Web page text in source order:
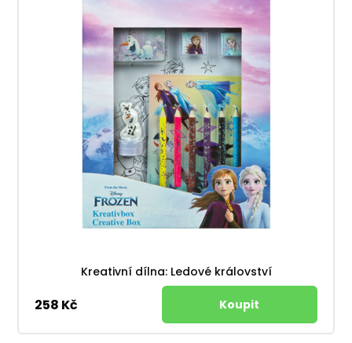
Kreativní dílna: Ledové království
258 Kč